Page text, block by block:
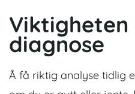
diagnose
Å få riktig analyse tidlig